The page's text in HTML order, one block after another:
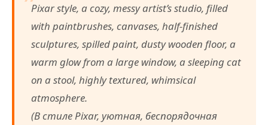
Pixar style, a cozy, messy artist’s studio, filled
with paintbrushes, canvases, half-finished
sculptures, spilled paint, dusty wooden floor, a
warm glow from a large window, a sleeping cat
on a stool, highly textured, whimsical
atmosphere.
(В стиле Pixar, уютная, беспорядочная